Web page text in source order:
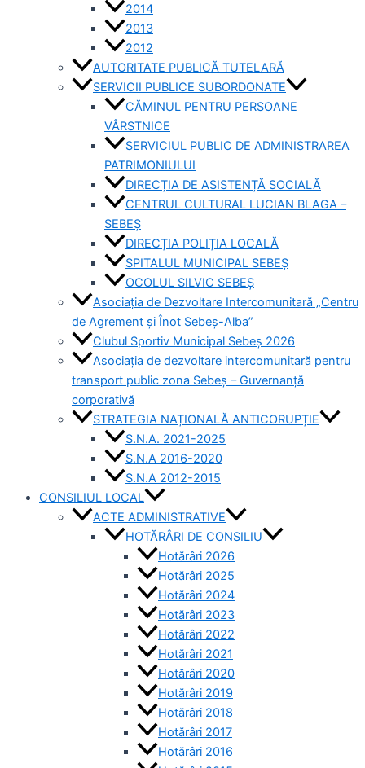
2014
2013
2012
AUTORITATE PUBLICĂ TUTELARĂ
SERVICII PUBLICE SUBORDONATE
CĂMINUL PENTRU PERSOANE
VÂRSTNICE
SERVICIUL PUBLIC DE ADMINISTRAREA
PATRIMONIULUI
DIRECȚIA DE ASISTENȚĂ SOCIALĂ
CENTRUL CULTURAL LUCIAN BLAGA –
SEBEȘ
DIRECȚIA POLIȚIA LOCALĂ
SPITALUL MUNICIPAL SEBEȘ
OCOLUL SILVIC SEBEȘ
Asociația de Dezvoltare Intercomunitară „Centru
de Agrement și Înot Sebeș-Alba”
Clubul Sportiv Municipal Sebeș 2026
Asociația de dezvoltare intercomunitară pentru
transport public zona Sebeș – Guvernanță
corporativă
STRATEGIA NAȚIONALĂ ANTICORUPȚIE
S.N.A. 2021-2025
S.N.A 2016-2020
S.N.A 2012-2015
CONSILIUL LOCAL
ACTE ADMINISTRATIVE
HOTĂRÂRI DE CONSILIU
Hotărâri 2026
Hotărâri 2025
Hotărâri 2024
Hotărâri 2023
Hotărâri 2022
Hotărâri 2021
Hotărâri 2020
Hotărâri 2019
Hotărâri 2018
Hotărâri 2017
Hotărâri 2016